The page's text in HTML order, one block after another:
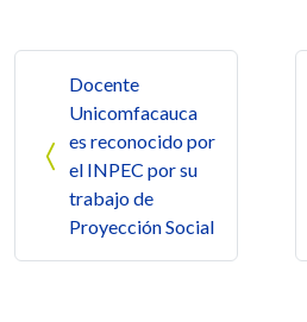
Docente
Unicomfacauca
es reconocido por
el INPEC por su
trabajo de
Proyección Social